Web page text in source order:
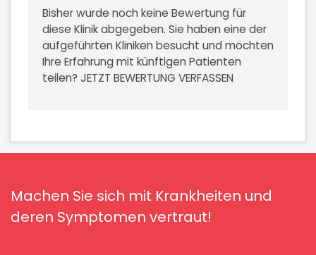
Bisher wurde noch keine Bewertung für
diese Klinik abgegeben. Sie haben eine der
aufgeführten Kliniken besucht und möchten
Ihre Erfahrung mit künftigen Patienten
teilen? JETZT BEWERTUNG VERFASSEN
Machen Sie sich mit Krankheiten und
deren Symptomen vertraut!